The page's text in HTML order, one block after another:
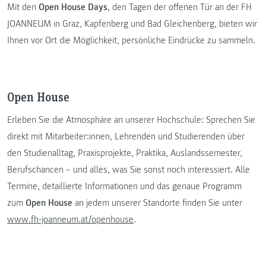
Mit den Open House Days, den Tagen der offenen Tür an der FH
JOANNEUM in Graz, Kapfenberg und Bad Gleichenberg, bieten wir
Ihnen vor Ort die Möglichkeit, persönliche Eindrücke zu sammeln.
Open House
Erleben Sie die Atmosphäre an unserer Hochschule: Sprechen Sie
direkt mit Mitarbeiter:innen, Lehrenden und Studierenden über
den Studienalltag, Praxisprojekte, Praktika, Auslandssemester,
Berufschancen – und alles, was Sie sonst noch interessiert. Alle
Termine, detaillierte Informationen und das genaue Programm
zum Open House an jedem unserer Standorte finden Sie unter
www.fh-joanneum.at/openhouse.